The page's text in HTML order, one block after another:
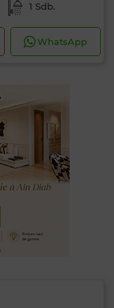
1 Sdb.
WhatsApp